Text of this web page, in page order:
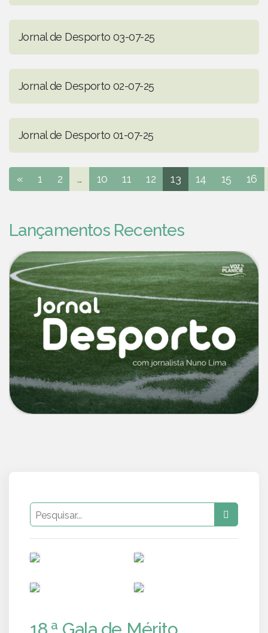
Jornal de Desporto 03-07-25
Jornal de Desporto 02-07-25
Jornal de Desporto 01-07-25
« 1 2 ... 10 11 12 13 14 15 16
Lançamentos Recentes